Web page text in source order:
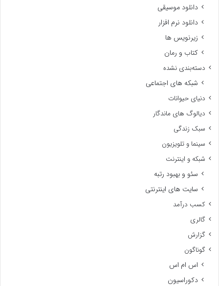
دانلود موسیقی
دانلود نرم افزار
زیرنویس ها
کتاب و رمان
دسته‌بندی نشده
شبکه های اجتماعی
دنیای حیوانات
دیالوگ های ماندگار
سبک زندگی
سینما و تلویزیون
شبکه و اینترنت
سئو و بهبود رتبه
سایت های اینترنتی
کسب درآمد
گالری
گزارش
گوناگون
اس ام اس
دکوراسیون